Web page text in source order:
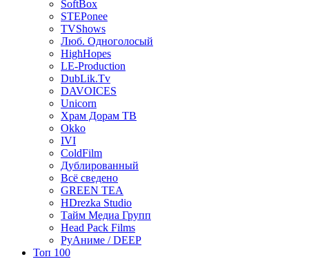
SoftBox
STEPonee
TVShows
Люб. Одноголосый
HighHopes
LE-Production
DubLik.Tv
DAVOICES
Unicorn
Храм Дорам ТВ
Okko
IVI
ColdFilm
Дублированный
Всё сведено
GREEN TEA
HDrezka Studio
Тайм Медиа Групп
Head Pack Films
РуАниме / DEEP
Топ 100